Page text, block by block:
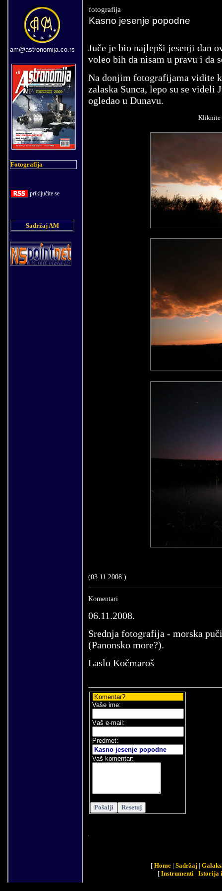
am@astronomija.co.rs
Fotografija
priključite se
Sadržaj AM
fotografija
Kasno jesenje popodne
Juče je bio najlepši jesenji dan
voleo bih da nisam u pravu i da
Na donjim fotografijama vidite
zalaska Sunca, lepo su se videli
ogledao u Dunavu.
Kliknite
(03 11 .2008 .)
Komentari
06.11.2008.
Srednja fotografija - morska
(Panonsko more?).
Laslo Kočmaroš
Komentar?
Vaše ime:
Vaš e-mail :
Predmet:
Vaš komentar:
[ Home| Sadržaj|
[ Instrumenti | Istorija